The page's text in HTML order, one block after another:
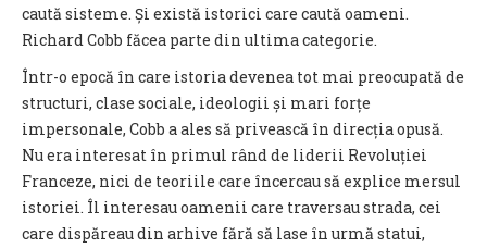
COTATII BVB
caută sisteme. Și există istorici care caută oameni.
Richard Cobb făcea parte din ultima categorie.
Într-o epocă în care istoria devenea tot mai preocupată de
structuri, clase sociale, ideologii și mari forțe
impersonale, Cobb a ales să privească în direcția opusă.
Nu era interesat în primul rând de liderii Revoluției
Franceze, nici de teoriile care încercau să explice mersul
istoriei. Îl interesau oamenii care traversau strada, cei
care dispăreau din arhive fără să lase în urmă statui,